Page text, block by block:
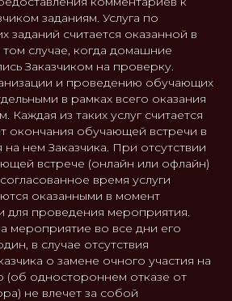
заданиям. Услуга по
заданий считается оказанной в
случае, когда домашние
Заказчиком на проверку.
и проведению обучающих
в рамках всего оказания
Каждая из таких услуг считается
окончания обучающей встречи в
на нем Заказчика. При отсутствии
встрече (онлайн или офлайн)
время услуги
оказанными в момент
для проведения мероприятия.
мероприятие во все дни его
в случае отсутствия
о замене очного участия на
(об одностороннем отказе от
не влечет за собой